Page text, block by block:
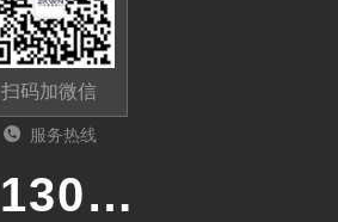
扫码加微信
服务热线
13011285763